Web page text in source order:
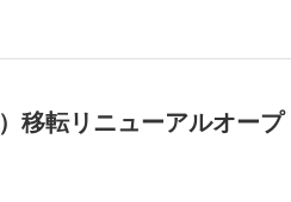
移転リニューアルオープ